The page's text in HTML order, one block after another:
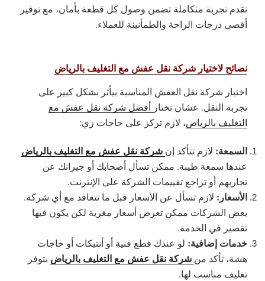
نقدم تجربة متكاملة تضمن وصول كل قطعة بأمان، مع توفير
أقصى درجات الراحة والطمأنينة للعملاء.
نصائح لاختيار شركة نقل عفش مع التغليف بالرياض
اختيار شركة نقل العفش المناسبة بيأثر بشكل كبير على
تجربة النقل. عشان تختار أفضل شركة نقل عفش مع
التغليف بالرياض، لازم تركز على حاجات زي:
السمعة: لازم تتأكد إن شركة نقل عفش مع التغليف بالرياض
عندها سمعة طيبة. ممكن تسأل أصحابك أو جيرانك عن
تجاربهم أو تراجع تقييمات الشركة على الإنترنت.
الأسعار: لازم تسأل عن الأسعار قبل ما تتعاقد مع أي شركة.
بعض الشركات ممكن تعرض أسعار مغرية لكن يكون فيها
تقصير في الخدمة.
خدمات إضافية: لو عندك قطع فنية أو أنتيكات أو حاجات
هشة، تأكد من شركة نقل عفش مع التغليف بالرياض بتوفر
تغليف مناسب لها.